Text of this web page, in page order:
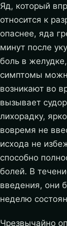
Яд, который
относится к
опаснее, яда
минут после
боль в
симптомы
возникают во
вызывает
лихорадку,
вовремя не
исхода не
способно
болей. В
введения, они
неделю
Чрезвычайно